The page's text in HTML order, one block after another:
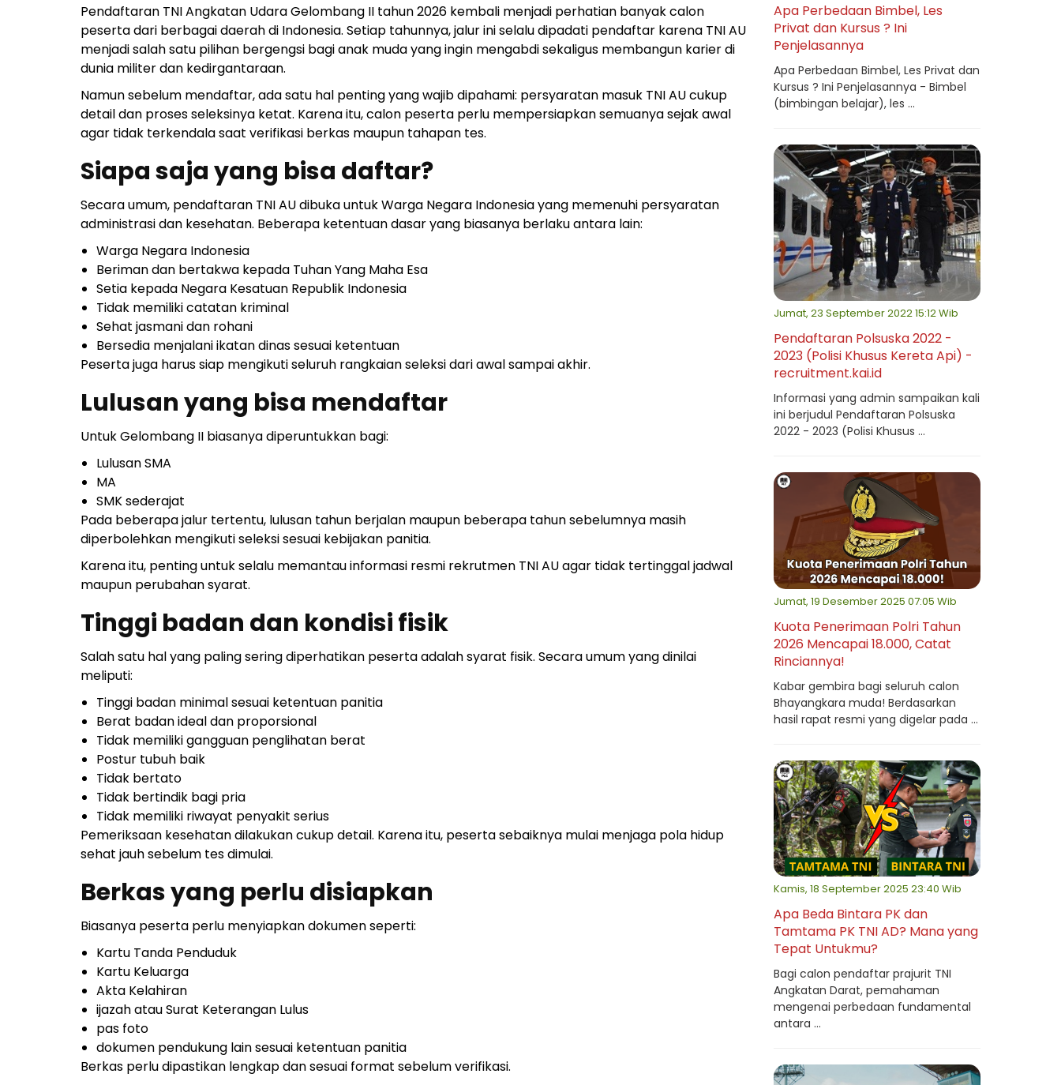
Pendaftaran TNI Angkatan Udara Gelombang II tahun 2026 kembali menjadi perhatian banyak calon
peserta dari berbagai daerah di Indonesia. Setiap tahunnya, jalur ini selalu dipadati pendaftar karena TNI AU
menjadi salah satu pilihan bergengsi bagi anak muda yang ingin mengabdi sekaligus membangun karier di
dunia militer dan kedirgantaraan.
Namun sebelum mendaftar, ada satu hal penting yang wajib dipahami: persyaratan masuk TNI AU cukup
detail dan proses seleksinya ketat. Karena itu, calon peserta perlu mempersiapkan semuanya sejak awal
agar tidak terkendala saat verifikasi berkas maupun tahapan tes.
Siapa saja yang bisa daftar?
Secara umum, pendaftaran TNI AU dibuka untuk Warga Negara Indonesia yang memenuhi persyaratan
administrasi dan kesehatan. Beberapa ketentuan dasar yang biasanya berlaku antara lain:
Warga Negara Indonesia
Beriman dan bertakwa kepada Tuhan Yang Maha Esa
Setia kepada Negara Kesatuan Republik Indonesia
Tidak memiliki catatan kriminal
Sehat jasmani dan rohani
Bersedia menjalani ikatan dinas sesuai ketentuan
Peserta juga harus siap mengikuti seluruh rangkaian seleksi dari awal sampai akhir.
Lulusan yang bisa mendaftar
Untuk Gelombang II biasanya diperuntukkan bagi:
Lulusan SMA
MA
SMK sederajat
Pada beberapa jalur tertentu, lulusan tahun berjalan maupun beberapa tahun sebelumnya masih
diperbolehkan mengikuti seleksi sesuai kebijakan panitia.
Karena itu, penting untuk selalu memantau informasi resmi rekrutmen TNI AU agar tidak tertinggal jadwal
maupun perubahan syarat.
Tinggi badan dan kondisi fisik
Salah satu hal yang paling sering diperhatikan peserta adalah syarat fisik. Secara umum yang dinilai
meliputi:
Tinggi badan minimal sesuai ketentuan panitia
Berat badan ideal dan proporsional
Tidak memiliki gangguan penglihatan berat
Postur tubuh baik
Tidak bertato
Tidak bertindik bagi pria
Tidak memiliki riwayat penyakit serius
Pemeriksaan kesehatan dilakukan cukup detail. Karena itu, peserta sebaiknya mulai menjaga pola hidup
sehat jauh sebelum tes dimulai.
Berkas yang perlu disiapkan
Biasanya peserta perlu menyiapkan dokumen seperti:
Kartu Tanda Penduduk
Kartu Keluarga
Akta Kelahiran
ijazah atau Surat Keterangan Lulus
pas foto
dokumen pendukung lain sesuai ketentuan panitia
Berkas perlu dipastikan lengkap dan sesuai format sebelum verifikasi.
Apa Perbedaan Bimbel, Les
Privat dan Kursus ? Ini
Penjelasannya
Apa Perbedaan Bimbel, Les Privat dan
Kursus ? Ini Penjelasannya - Bimbel
(bimbingan belajar), les ...
Jumat, 23 September 2022 15:12 Wib
Pendaftaran Polsuska 2022 -
2023 (Polisi Khusus Kereta Api) -
recruitment.kai.id
Informasi yang admin sampaikan kali
ini berjudul Pendaftaran Polsuska
2022 - 2023 (Polisi Khusus ...
Jumat, 19 Desember 2025 07:05 Wib
Kuota Penerimaan Polri Tahun
2026 Mencapai 18.000, Catat
Rinciannya!
Kabar gembira bagi seluruh calon
Bhayangkara muda! Berdasarkan
hasil rapat resmi yang digelar pada ...
Kamis, 18 September 2025 23:40 Wib
Apa Beda Bintara PK dan
Tamtama PK TNI AD? Mana yang
Tepat Untukmu?
Bagi calon pendaftar prajurit TNI
Angkatan Darat, pemahaman
mengenai perbedaan fundamental
antara ...